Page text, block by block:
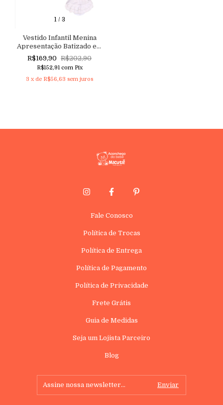
1/ 3
Vestido Infantil Menina
Apresentação Batizado em
tricoline com Manga
Princesa, Bordado floral e
Barrado Nuvem Aconchego
do Bebê
R$169,90 R$202,90
R$152,91 com Pix
3 x de R$56,63 sem juros
Fale Conosco
Política de Trocas
Política de Entrega
Política de Pagamento
Política de Privacidade
Frete Grátis
Guia de Medidas
Seja um Lojista Parceiro
Blog